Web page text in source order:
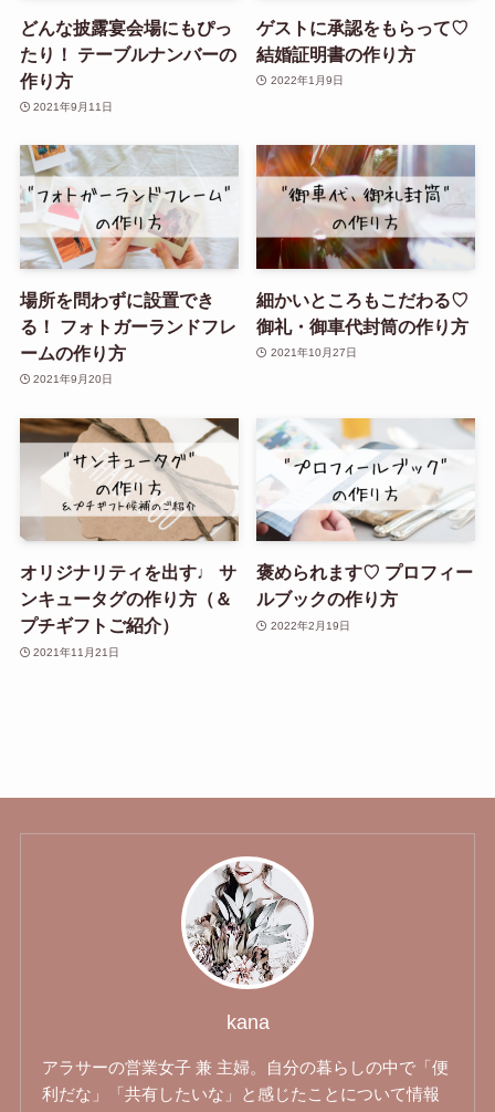
どんな披露宴会場にもぴっ
たり！ テーブルナンバーの
作り方
2021年9月11日
ゲストに承認をもらって♡
結婚証明書の作り方
2022年1月9日
場所を問わずに設置でき
る！ フォトガーランドフレ
ームの作り方
2021年9月20日
細かいところもこだわる♡
御礼・御車代封筒の作り方
2021年10月27日
オリジナリティを出す♩ サ
ンキュータグの作り方（＆
プチギフトご紹介）
2021年11月21日
褒められます♡ プロフィー
ルブックの作り方
2022年2月19日
kana
アラサーの営業女子 兼 主婦。自分の暮らしの中で「便
利だな」「共有したいな」と感じたことについて情報